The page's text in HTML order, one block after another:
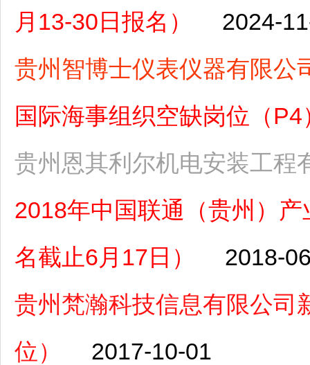
月13-30日报名）
2024-
贵州智博士仪表仪器有限公
国际海事组织空缺岗位（
贵州恩其利尔机电安装工程
2018年中国联通（贵州）
名截止6月17日）
2018-
贵州梵瀚科技信息有限公司
位）
2017-10-01